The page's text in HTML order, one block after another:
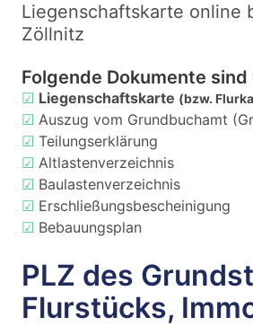
Liegenschaftskarte online
Zöllnitz
Folgende Dokumente
☑ Liegenschaftskarte (bzw.
☑ Auszug vom Grundbuchamt
☑ Teilungserklärung
☑ Altlastenverzeichnis
☑ Baulastenverzeichnis
☑ Erschließungsbescheinigung
☑ Bebauungsplan
PLZ des
Flurstücks,